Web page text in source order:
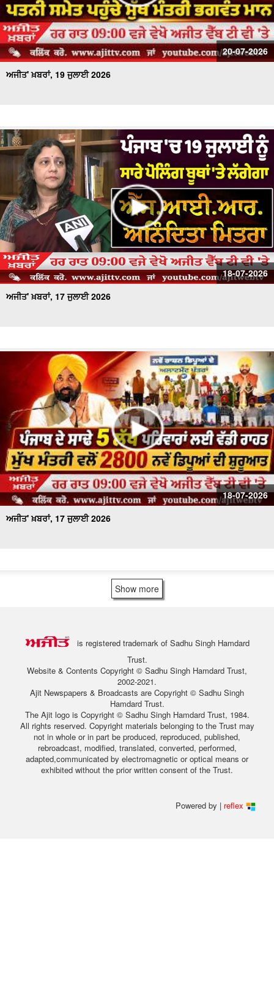
20-07-2026
ਅਜੀਤ' ਖ਼ਬਰਾਂ, 19 ਜੁਲਾਈ 2026
18-07-2026
ਅਜੀਤ' ਖ਼ਬਰਾਂ, 17 ਜੁਲਾਈ 2026
18-07-2026
ਅਜੀਤ' ਖ਼ਬਰਾਂ, 17 ਜੁਲਾਈ 2026
Show more
is registered trademark of Sadhu Singh Hamdard
Trust.
Website & Contents Copyright © Sadhu Singh Hamdard Trust,
2002-2021.
Ajit Newspapers & Broadcasts are Copyright © Sadhu Singh
Hamdard Trust.
The Ajit logo is Copyright © Sadhu Singh Hamdard Trust, 1984.
All rights reserved. Copyright materials belonging to the Trust may
not in whole or in part be produced, reproduced, published,
rebroadcast, modified, translated, converted, performed,
adapted,communicated by electromagnetic or optical means or
exhibited without the prior written consent of the Trust.
Powered by | reflex